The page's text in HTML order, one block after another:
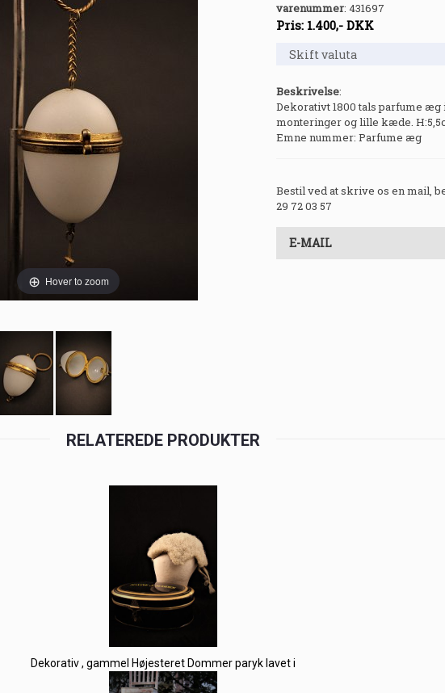
Hover to zoom
varenummer: 431697
Pris: 1.400,- DKK
Beskrivelse:
Dekorativt 1800 tals parfume
monteringer og lille kæde.
Emne nummer: Parfume æg
Bestil ved at skrive os en mail,
29 72 03 57
E-MAIL
RELATEREDE PRODUKTER
Dekorativ , gammel Højesteret Dommer paryk lavet i